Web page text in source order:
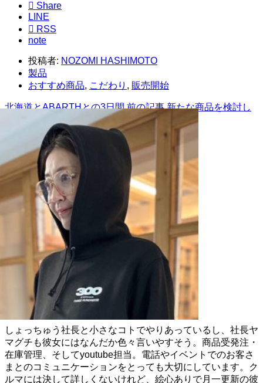
 Share
LINE
 RSS
note
投稿者: NOZOMI HASHIMOTO
製品
おすすめ商品, こだわり , 販売開始
北海道とABARTHとの3日間 前の記事 新たな商品を検討し
NOZOMI HASHIMOTO
しょっちゅう社長と小さなコトでやりあっているし、社長ヤ
マグチも彼女にはなんだか色々言いやすそう。商品受発注・
在庫管理、そしてyoutube担当。電話やイベントでのお客さ
まとのコミュニケーションをとっても大切にしています。ク
ルマには決して詳しくないけれど、絵心ありで月一更新の彼